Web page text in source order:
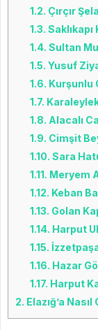
1.2. Çırçır
1.3.
1.4. Sultan
1.5. Yusuf
1.6. Kurşunlu
1.7.
1.8. Alacalı
1.9. Cimşit
1.10. Sara
1.11. Meryem
1.12. Keban
1.13. Golan
1.14. Harput
1.15.
1.16. Hazar
1.17. Harput
2. Elazığ’a